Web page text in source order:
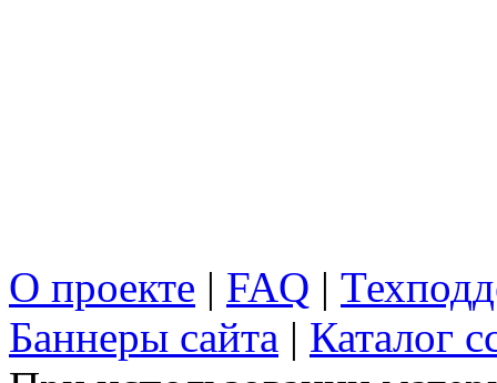
О проекте | FAQ |
Баннеры сайта | Каталог